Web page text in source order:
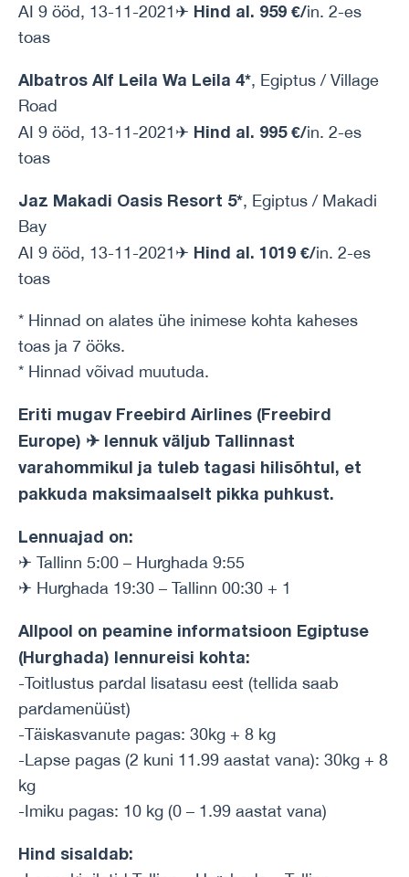
AI 9 ööd, 13-11-2021✈ Hind al. 959 €/in. 2-es
toas
Albatros Alf Leila Wa Leila 4*, Egiptus / Village
Road
AI 9 ööd, 13-11-2021✈ Hind al. 995 €/in. 2-es
toas
Jaz Makadi Oasis Resort 5*, Egiptus / Makadi
Bay
AI 9 ööd, 13-11-2021✈ Hind al. 1019 €/in. 2-es
toas
* Hinnad on alates ühe inimese kohta kaheses
toas ja 7 ööks.
* Hinnad võivad muutuda.
Eriti mugav Freebird Airlines (Freebird
Europe) ✈ lennuk väljub Tallinnast
varahommikul ja tuleb tagasi hilisõhtul, et
pakkuda maksimaalselt pikka puhkust.
Lennuajad on:
✈ Tallinn 5:00 – Hurghada 9:55
✈ Hurghada 19:30 – Tallinn 00:30 + 1
Allpool on peamine informatsioon Egiptuse
(Hurghada) lennureisi kohta:
-Toitlustus pardal lisatasu eest (tellida saab
pardamenüüst)
-Täiskasvanute pagas: 30kg + 8 kg
-Lapse pagas (2 kuni 11.99 aastat vana): 30kg + 8
kg
-Imiku pagas: 10 kg (0 – 1.99 aastat vana)
Hind sisaldab: